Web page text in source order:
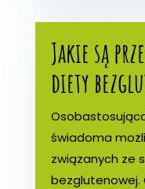
Jakie są
diety
świadoma
związanych ze
bezglutenowej.